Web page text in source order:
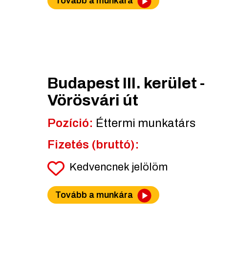
Budapest III. kerület -
Vörösvári út
Pozíció: Éttermi munkatárs
Fizetés (bruttó):
Kedvencnek jelölöm
Tovább a munkára